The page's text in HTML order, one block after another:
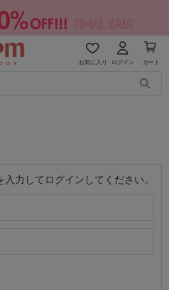
お気に入り ログイン カート
力してログインしてください。